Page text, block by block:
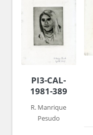
PI3-CAL-
1981-389
R. Manrique
Pesudo